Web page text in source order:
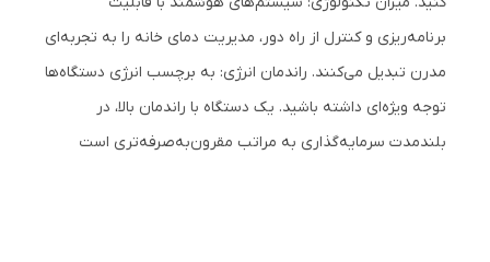
برنامه‌ریزی و کنترل از راه دور، مدیریت دمای خانه را به تجربه‌ای
مدرن تبدیل می‌کنند. راندمان انرژی: به برچسب انرژی دستگاه‌ها
توجه ویژه‌ای داشته باشید. یک دستگاه با راندمان بالا، در
بلندمدت سرمایه‌گذاری به مراتب مقرون‌به‌صرفه‌تری است